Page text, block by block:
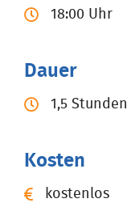
18:00 Uhr
Dauer
1,5 Stunden
Kosten
kostenlos